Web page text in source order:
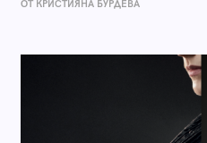
ОТ КРИСТИЯНА БУРДЕВА